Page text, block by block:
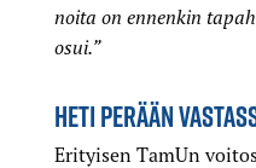
noita on ennenkin
osui.”
HETI PERÄÄN
Erityisen TamUn